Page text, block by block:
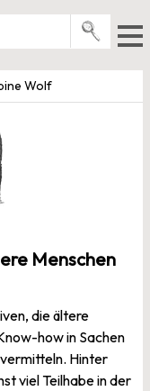
uns
Wolf
Menschen
die ältere
how in Sachen
Hinter
viel Teilhabe in der